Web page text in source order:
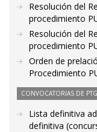
Resolución del
procedimiento
Resolución del
procedimiento
Orden de
Procedimiento
CONVOCATORIAS DE
Lista definitiva
definitiva